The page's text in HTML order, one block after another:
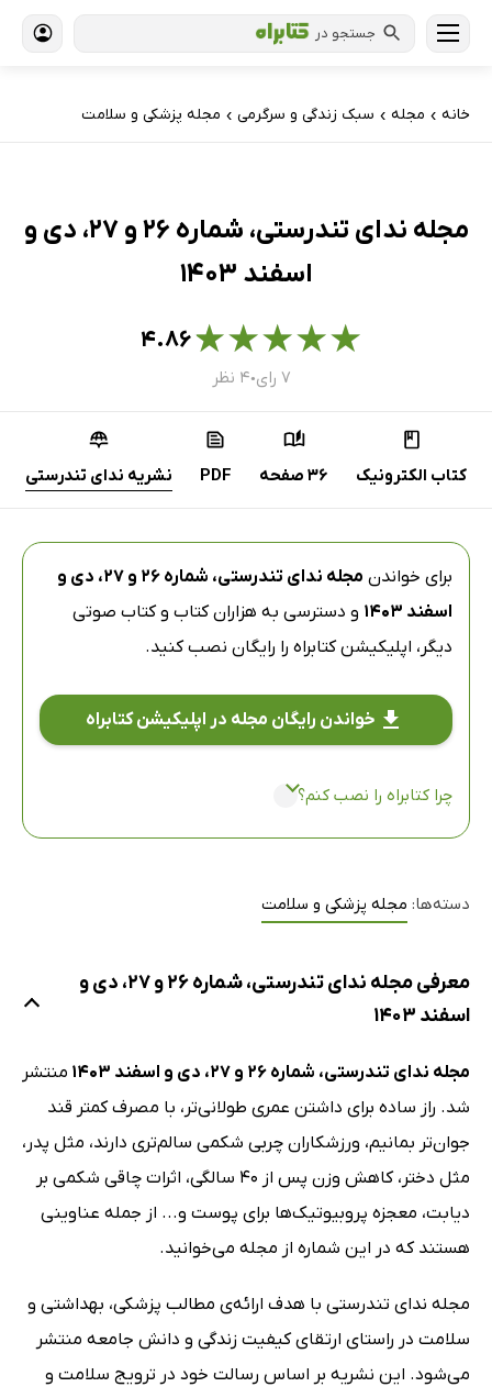
جستجو در
خانه › مجله › سبک زندگی و سرگرمی › مجله پزشکی و سلامت
مجله ندای تندرستی، شماره 26 و 27، دی و
اسفند 1403
★
★
★
★
★۴.۸۶
۷ رای ● ۴ نظر
کتاب الکترونیک 36 صفحه PDF نشریه ندای تندرستی
برای خواندن
مجله ندای تندرستی، شماره 26 و 27، دی و
اسفند 1403
و دسترسی به هزاران کتاب و کتاب صوتی
دیگر، اپلیکیشن کتابراه را رایگان نصب کنید.
خواندن رایگان مجله در اپلیکیشن کتابراه
چرا کتابراه را نصب کنم؟
دسته‌ها: مجله پزشکی و سلامت
معرفی مجله ندای تندرستی، شماره 26 و 27، دی و
اسفند 1403
مجله ندای تندرستی، شماره 26 و 27، دی و اسفند 1403
منتشر
شد. راز ساده برای داشتن عمری طولانی‌تر، با مصرف کمتر قند
جوان‌تر بمانیم، ورزشکاران چربی شکمی سالم‌تری دارند، مثل پدر،
مثل دختر، کاهش وزن پس از 40 سالگی، اثرات چاقی شکمی بر
دیابت، معجزه پروبیوتیک‌ها برای پوست و... از جمله عناوینی
هستند که در این شماره از مجله می‌خوانید.
مجله ندای تندرستی با هدف ارائه‌ی مطالب پزشکی، بهداشتی و
سلامت در راستای ارتقای کیفیت زندگی و دانش جامعه منتشر
می‌شود. این نشریه بر اساس رسالت خود در ترویج سلامت و